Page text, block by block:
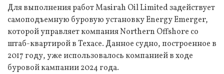
Для выполнения работ Masirah Oil Limited задействует
самоподъемную буровую установку Energy Emerger,
которой управляет компания Northern Offshore со
штаб-квартирой в Техасе. Данное судно, построенное в
2017 году, уже использовалось компанией в ходе
буровой кампании 2024 года.